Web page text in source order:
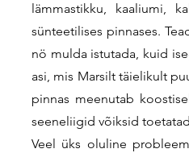
lämmastikku, kaaliumi,
sünteetilises pinnases.
nö mulda istutada, kuid
asi, mis Marsilt täielikult
pinnas meenutab
seeneliigid võiksid
Veel üks oluline